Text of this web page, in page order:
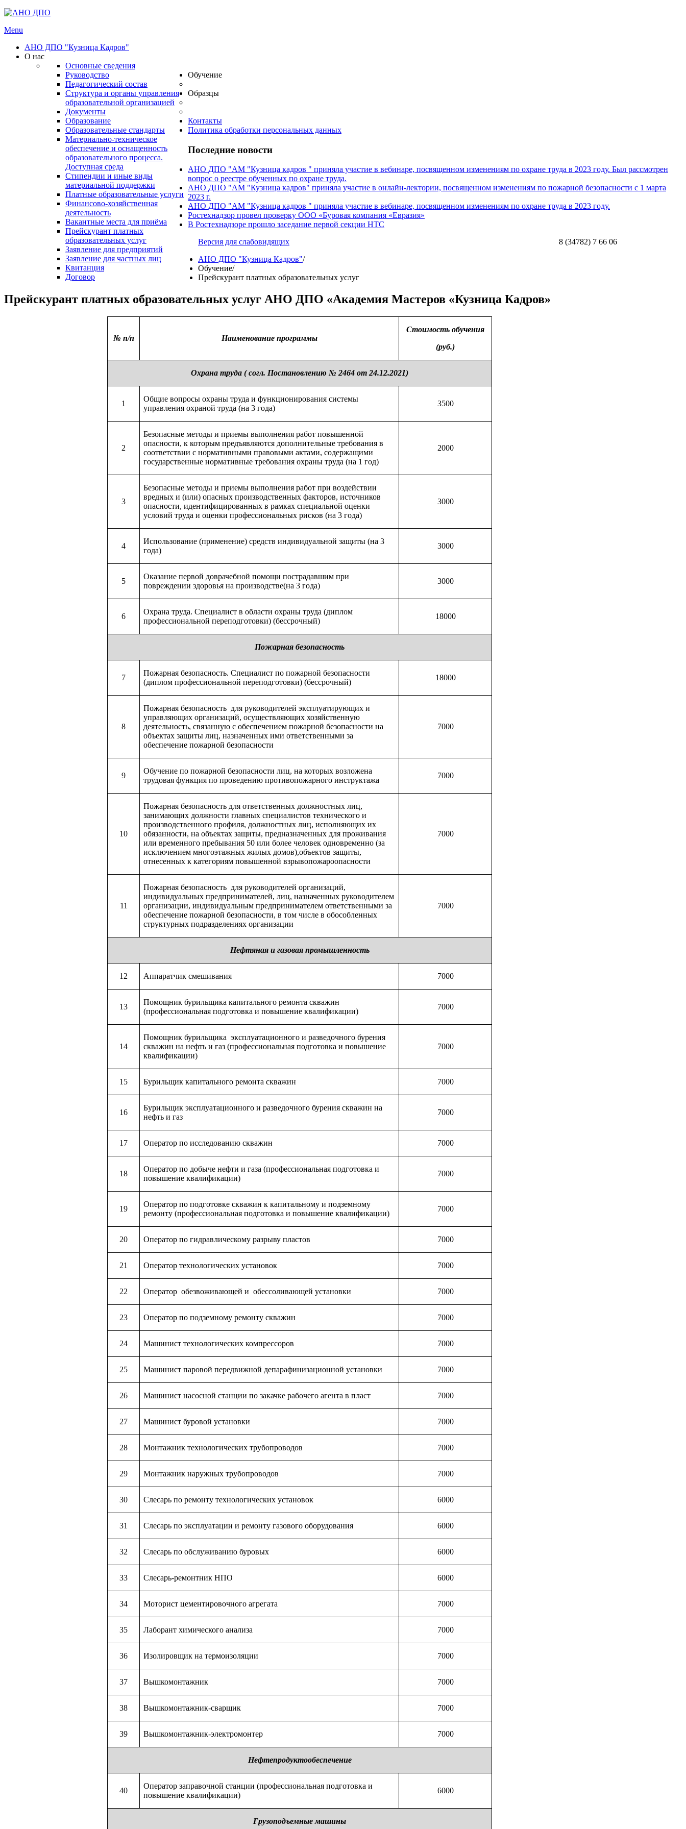
Menu
АНО ДПО "Кузница Кадров"
О нас
Основные сведения
Руководство
Педагогический состав
Структура и органы управления
образовательной организацией
Документы
Образование
Образовательные стандарты
Материально-техническое
обеспечение и оснащенность
образовательного процесса.
Доступная среда
Стипендии и иные виды
материальной поддержки
Платные образовательные услуги
Финансово-хозяйственная
деятельность
Вакантные места для приёма
Обучение
Прейскурант платных
образовательных услуг
Образцы
Заявление для предприятий
Заявление для частных лиц
Квитанция
Договор
Контакты
Политика обработки персональных данных
Последние новости
АНО ДПО "АМ "Кузница кадров " приняла участие в вебинаре, посвященном изменениям по охране труда в 2023 году. Был рассмотрен
вопрос о реестре обученных по охране труда.
АНО ДПО "АМ "Кузница кадров" приняла участие в онлайн-лектории, посвященном изменениям по пожарной безопасности с 1 марта
2023 г.
АНО ДПО "АМ "Кузница кадров " приняла участие в вебинаре, посвященном изменениям по охране труда в 2023 году.
Ростехнадзор провел проверку ООО «Буровая компания «Евразия»
В Ростехнадзоре прошло заседание первой секции НТС
Версия для слабовидящих
8 (34782) 7 66 06
АНО ДПО "Кузница Кадров"/
Обучение/
Прейскурант платных образовательных услуг
Прейскурант платных образовательных услуг АНО ДПО «Академия Мастеров «Кузница Кадров»
№ п/п Наименование программы
Стоимость обучения
(руб.)
Охрана труда ( согл. Постановлению № 2464 от 24.12.2021)
1
Общие вопросы охраны труда и функционирования системы
управления охраной труда (на 3 года)
3500
2
Безопасные методы и приемы выполнения работ повышенной
опасности, к которым предъявляются дополнительные требования в
соответствии с нормативными правовыми актами, содержащими
государственные нормативные требования охраны труда (на 1 год)
2000
3
Безопасные методы и приемы выполнения работ при воздействии
вредных и (или) опасных производственных факторов, источников
опасности, идентифицированных в рамках специальной оценки
условий труда и оценки профессиональных рисков (на 3 года)
3000
4
Использование (применение) средств индивидуальной защиты (на 3
года)
3000
5
Оказание первой доврачебной помощи пострадавшим при
повреждении здоровья на производстве(на 3 года)
3000
6
Охрана труда. Специалист в области охраны труда (диплом
профессиональной переподготовки) (бессрочный)
18000
Пожарная безопасность
7
Пожарная безопасность. Специалист по пожарной безопасности
(диплом профессиональной переподготовки) (бессрочный)
18000
8
Пожарная безопасность для руководителей эксплуатирующих и
управляющих организаций, осуществляющих хозяйственную
деятельность, связанную с обеспечением пожарной безопасности на
объектах защиты лиц, назначенных ими ответственными за
обеспечение пожарной безопасности
7000
9
Обучение по пожарной безопасности лиц, на которых возложена
трудовая функция по проведению противопожарного инструктажа
7000
10
Пожарная безопасность для ответственных должностных лиц,
занимающих должности главных специалистов технического и
производственного профиля, должностных лиц, исполняющих их
обязанности, на объектах защиты, предназначенных для проживания
или временного пребывания 50 или более человек одновременно (за
исключением многоэтажных жилых домов),объектов защиты,
отнесенных к категориям повышенной взрывопожароопасности
7000
11
Пожарная безопасность для руководителей организаций,
индивидуальных предпринимателей, лиц, назначенных руководителем
организации, индивидуальным предпринимателем ответственными за
обеспечение пожарной безопасности, в том числе в обособленных
структурных подразделениях организации
7000
Нефтяная и газовая промышленность
12 Аппаратчик смешивания 7000
13
Помощник бурильщика капитального ремонта скважин
(профессиональная подготовка и повышение квалификации)
7000
14
Помощник бурильщика эксплуатационного и разведочного бурения
скважин на нефть и газ (профессиональная подготовка и повышение
квалификации)
7000
15 Бурильщик капитального ремонта скважин 7000
16
Бурильщик эксплуатационного и разведочного бурения скважин на
нефть и газ
7000
17 Оператор по исследованию скважин 7000
18
Оператор по добыче нефти и газа (профессиональная подготовка и
повышение квалификации)
7000
19
Оператор по подготовке скважин к капитальному и подземному
ремонту (профессиональная подготовка и повышение квалификации)
7000
20 Оператор по гидравлическому разрыву пластов 7000
21 Оператор технологических установок 7000
22 Оператор обезвоживающей и обессоливающей установки 7000
23 Оператор по подземному ремонту скважин 7000
24 Машинист технологических компрессоров 7000
25 Машинист паровой передвижной депарафинизационной установки 7000
26 Машинист насосной станции по закачке рабочего агента в пласт 7000
27 Машинист буровой установки 7000
28 Монтажник технологических трубопроводов 7000
29 Монтажник наружных трубопроводов 7000
30 Слесарь по ремонту технологических установок 6000
31 Слесарь по эксплуатации и ремонту газового оборудования 6000
32 Слесарь по обслуживанию буровых 6000
33 Слесарь-ремонтник НПО 6000
34 Моторист цементировочного агрегата 7000
35 Лаборант химического анализа 7000
36 Изолировщик на термоизоляции 7000
37 Вышкомонтажник 7000
38 Вышкомонтажник-сварщик 7000
39 Вышкомонтажник-электромонтер 7000
Нефтепродуктообеспечение
40
Оператор заправочной станции (профессиональная подготовка и
повышение квалификации)
6000
Грузоподъемные машины